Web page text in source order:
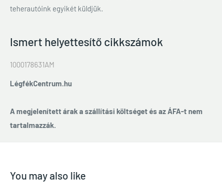
teherautóink egyikét küldjük.
Ismert helyettesítő cikkszámok
1000178631AM
LégfékCentrum.hu
A megjelenített árak a szállítási költséget és az ÁFA-t nem
tartalmazzák.
You may also like